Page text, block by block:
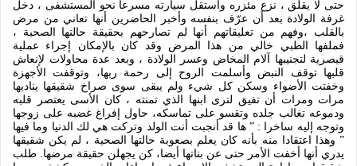
حتى لا يقلق ، نزع مئزره واستقل سيارته مسرعا نحو المستشفى ، دخل
غرفة الولادة بعد أن عرّف بنفسه وأخبر الحاضرين أنها تعاني من مرض
بالقلب ،وفهم من تعليقاتهم أنها لم تصارحهم بحقيقة حالتها الصحية ،
فملفها الطبي خالي من هذا المرض وقد كان بالإمكان إجراء عملية
قيصرية لتجنيبها آلام المخاض وعسر الولادة ، وبعد عدة محاولات لإنعاش
قلبها توقف النبض وأسلمت الروح إلى رحمة ربها، وتوقفت الأجهزة
وخفتت الأضواء وسكن كل شيء ولم يبقى سوى صراخ شقيقها يناديها
مرات ومرات أن تفيق لترى ابنها الذي تمنته ، كان الأسى يعتصر قلبه
ودموعه تغالب جلده وتقسو على تماسكه، حاول إفراغ غضبه على زوجها
وتوجه إليه ساخرا
: ”ها قد أنجبت أنت الولد وتركت هي لك الدنيا وما فيها
” وهذا اعتقادا منه بأنه كان يعلم بصعوبة حالتها الصحية ، لم يكن شقيقها
يدري أنها أخفت الأمر حتى عن بناتها أيضا، كن يجهلن حقيقة مرضها طلب